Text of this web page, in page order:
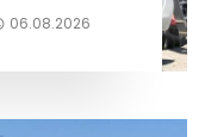
06.08.2026